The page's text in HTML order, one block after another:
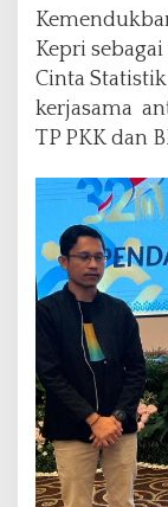
Kepri
Cinta
kerjasama
TP PKK dan